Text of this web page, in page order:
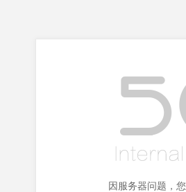
因服务器问题，